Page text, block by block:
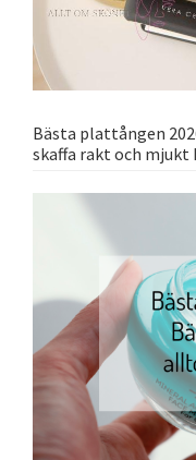
Bästa plattången
skaffa rakt och mjukt